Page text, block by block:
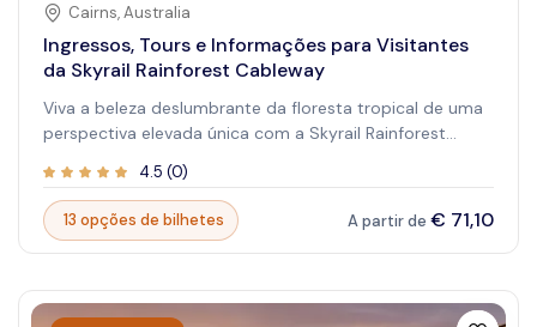
Cairns,Australia
Ingressos, Tours e Informações para Visitantes
da Skyrail Rainforest Cableway
Viva a beleza deslumbrante da floresta tropical de uma
perspectiva elevada única com a Skyrail Rainforest
oferece uma maneira incomparável de se imergir na
beleza intocada da natureza. Deslize acima de copas
exuberantes e ouça a sinfonia da vida selvagem que
torna esta floresta tropical especial. Explore a inovadora
proporcionando aos visitantes a oportunidade de
4.5 (0)
13 opções de bilhetes A partir de € 71,10